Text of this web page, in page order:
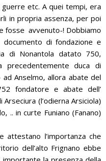
etc. A quei tempi, era
in propria assenza, per poi
fosse avvenuto-! Dobbiamo
di fondazione e
di Nonantola datato 750,
precedentemente duca di
Anselmo, allora abate del
fondatore e abate dell’
(l’odierna Arsiciola)
.. in curte Funiano (Fanano)
attestano l’importanza che
dell’alto Frignano ebbe